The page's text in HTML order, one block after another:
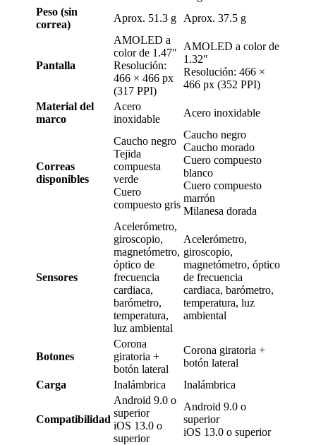
Peso (sin
correa)
Aprox. 51.3 g Aprox. 37.5 g
Pantalla
AMOLED a
color de 1.47″
Resolución:
466 × 466 px
(317 PPI)
AMOLED a color de
1.32″
Resolución: 466 ×
466 px (352 PPI)
Material del
marco
Acero
inoxidable
Acero inoxidable
Correas
disponibles
Caucho negro
Tejida
compuesta
verde
Cuero
compuesto gris
Caucho negro
Caucho morado
Cuero compuesto
blanco
Cuero compuesto
marrón
Milanesa dorada
Sensores
Acelerómetro,
giroscopio,
magnetómetro,
óptico de
frecuencia
cardiaca,
barómetro,
temperatura,
luz ambiental
Acelerómetro,
giroscopio,
magnetómetro, óptico
de frecuencia
cardiaca, barómetro,
temperatura, luz
ambiental
Botones
Corona
giratoria +
botón lateral
Corona giratoria +
botón lateral
Carga
Inalámbrica Inalámbrica
Compatibilidad
Android 9.0 o
superior
iOS 13.0 o
superior
Android 9.0 o
superior
iOS 13.0 o superior